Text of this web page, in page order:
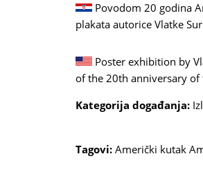
Povodom 20 godina
plakata autorice Vlatke
Poster exhibition by
of the 20th anniversary of
Kategorija događanja:
Tagovi: Američki kutak